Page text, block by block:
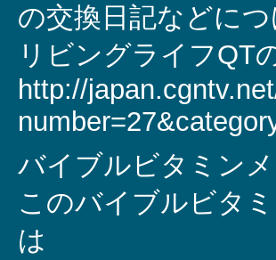
の交換日記などに
リビングライフQT
http://
バイブルビタミン
このバイブルビタ
は